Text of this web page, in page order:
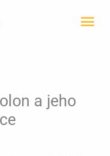
a jeho